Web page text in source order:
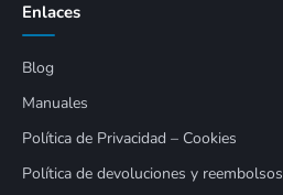
Enlaces
Blog
Manuales
Política de Privacidad – Cookies
Política de devoluciones y reembolsos